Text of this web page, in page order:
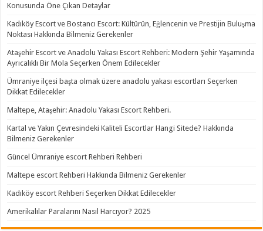
Konusunda Öne Çıkan Detaylar
Kadıköy Escort ve Bostancı Escort: Kültürün, Eğlencenin ve Prestijin Buluşma
Noktası Hakkında Bilmeniz Gerekenler
Ataşehir Escort ve Anadolu Yakası Escort Rehberi: Modern Şehir Yaşamında
Ayrıcalıklı Bir Mola Seçerken Önem Edilecekler
Ümraniye ilçesi başta olmak üzere anadolu yakası escortları Seçerken
Dikkat Edilecekler
Maltepe, Ataşehir: Anadolu Yakası Escort Rehberi.
Kartal ve Yakın Çevresindeki Kaliteli Escortlar Hangi Sitede? Hakkında
Bilmeniz Gerekenler
Güncel Ümraniye escort Rehberi Rehberi
Maltepe escort Rehberi Hakkında Bilmeniz Gerekenler
Kadıköy escort Rehberi Seçerken Dikkat Edilecekler
Amerikalılar Paralarını Nasıl Harcıyor? 2025